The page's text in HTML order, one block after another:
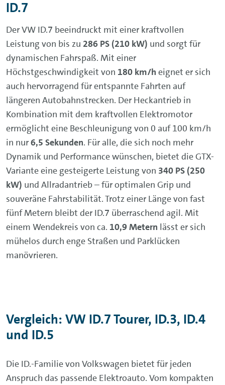
ID.7
Der VW ID.7 beeindruckt mit einer kraftvollen
Leistung von bis zu 286 PS (210 kW) und sorgt für
dynamischen Fahrspaß. Mit einer
Höchstgeschwindigkeit von 180 km/h eignet er sich
auch hervorragend für entspannte Fahrten auf
längeren Autobahnstrecken. Der Heckantrieb in
Kombination mit dem kraftvollen Elektromotor
ermöglicht eine Beschleunigung von 0 auf 100 km/h
in nur6,5 Sekunden. Für alle, die sich noch mehr
Dynamik und Performance wünschen, bietet die GTX-
Variante eine gesteigerte Leistung von 340 PS (250
kW) und Allradantrieb – für optimalen Grip und
souveräne Fahrstabilität. Trotz einer Länge von fast
fünf Metern bleibt der ID.7 überraschend agil. Mit
einem Wendekreis von ca. 10,9 Metern lässt er sich
mühelos durch enge Straßen und Parklücken
manövrieren.
Vergleich: VW ID.7 Tourer, ID.3, ID.4
und ID.5
Die ID.-Familie von Volkswagen bietet für jeden
Anspruch das passende Elektroauto. Vom kompakten